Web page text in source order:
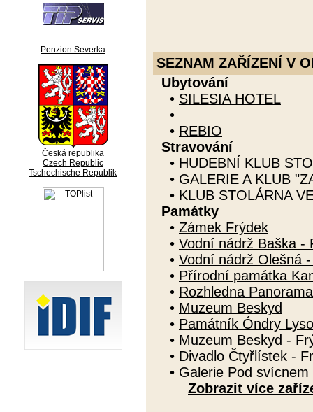
Penzion Severka
Česká republika
Czech Republic
Tschechische Republik
SEZNAM ZAŘÍZENÍ V
Ubytování
• SILESIA HOTEL
•
• REBIO
Stravování
• HUDEBNÍ KLUB
• GALERIE A KLUB
• KLUB STOLÁRNA
Památky
• Zámek Frýdek
• Vodní nádrž Baška -
• Vodní nádrž Olešná
• Přírodní památka
• Rozhledna
• Muzeum Beskyd
• Památník Óndry
• Muzeum Beskyd -
• Divadlo Čtyřlístek -
• Galerie Pod
Zobrazit více